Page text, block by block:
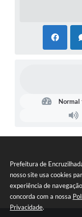
Prefeitura de
nosso site usa cookies
experiência de
concorda com a nossa
Privacidade.